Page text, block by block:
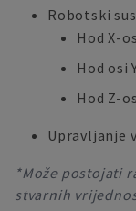
Robotski
Hod X-
Hod osi
Hod Z-
Upravljanje
*Može postojati
stvarnih